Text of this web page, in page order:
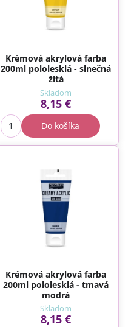
Krémová akrylová farba
200ml pololesklá - slnečná
žltá
Skladom
8,15 €
Do košíka
Krémová akrylová farba
200ml pololesklá - tmavá
modrá
Skladom
8,15 €